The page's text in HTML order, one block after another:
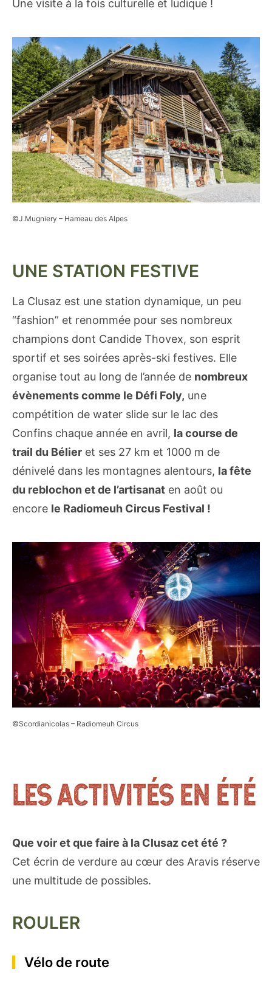
Une visite à la fois culturelle et ludique !
©J.Mugniery – Hameau des Alpes
UNE STATION FESTIVE
La Clusaz est une station dynamique, un peu
“fashion” et renommée pour ses nombreux
champions dont Candide Thovex, son esprit
sportif et ses soirées après-ski festives. Elle
organise tout au long de l’année de nombreux
évènements comme le Défi Foly, une
compétition de water slide sur le lac des
Confins chaque année en avril, la course de
trail du Bélier et ses 27 km et 1000 m de
dénivelé dans les montagnes alentours, la fête
du reblochon et de l’artisanat en août ou
encore le Radiomeuh Circus Festival !
©Scordianicolas – Radiomeuh Circus
LES ACTIVITÉS EN ÉTÉ
Que voir et que faire à la Clusaz cet été ?
Cet écrin de verdure au cœur des Aravis réserve
une multitude de possibles.
ROULER
Vélo de route